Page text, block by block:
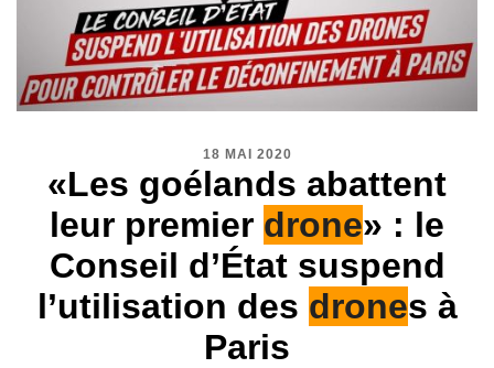
18 MAI 2020
«Les goélands abattent
leur premier drone» : le
Conseil d’État suspend
l’utilisation des drones à
Paris